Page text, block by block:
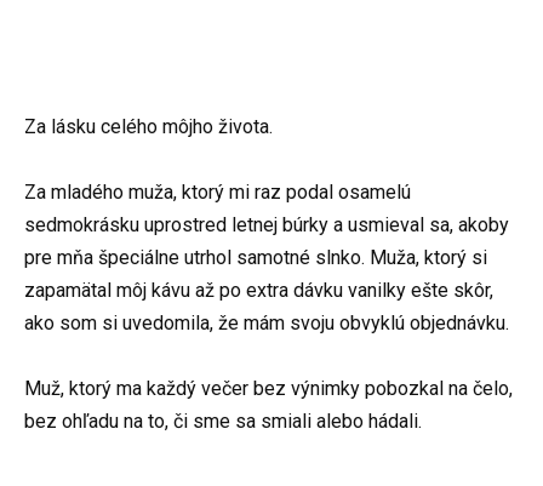
Za lásku celého môjho života.
Za mladého muža, ktorý mi raz podal osamelú
sedmokrásku uprostred letnej búrky a usmieval sa, akoby
pre mňa špeciálne utrhol samotné slnko. Muža, ktorý si
zapamätal môj kávu až po extra dávku vanilky ešte skôr,
ako som si uvedomila, že mám svoju obvyklú objednávku.
Muž, ktorý ma každý večer bez výnimky pobozkal na čelo,
bez ohľadu na to, či sme sa smiali alebo hádali.